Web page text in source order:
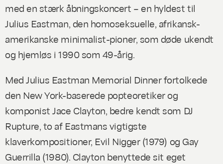
med en stærk åbningskoncert – en hyldest til
Julius Eastman, den homoseksuelle, afrikansk-
amerikanske minimalist-pioner, som døde ukendt
og hjemløs i 1990 som 49-årig.
MedJulius Eastman Memorial Dinnerfortolkede
den New York-baserede popteoretiker og
komponist Jace Clayton, bedre kendt som DJ
Rupture, to af Eastmans vigtigste
klaverkompositioner, Evil Nigger(1979) og Gay
Guerrilla (1980). Clayton benyttede sit eget